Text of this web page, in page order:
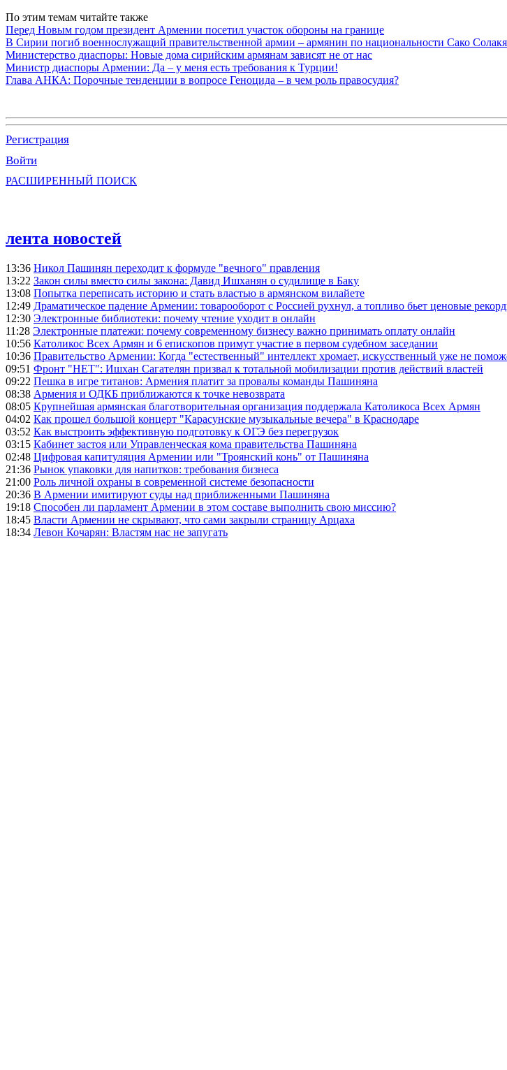
По этим темам читайте также
Перед Новым годом президент Армении посетил участок обороны на границе
В Сирии погиб военнослужащий правительственной армии – армянин по национальности Сако
Министерство диаспоры: Новые дома сирийским армянам зависят не от нас
Министр диаспоры Армении: Да – у меня есть требования к Турции!
Глава АНКА: Порочные тенденции в вопросе Геноцида – в чем роль правосудия?
Регистрация
Войти
РАСШИРЕННЫЙ ПОИСК
лента новостей
13:36 Никол Пашинян переходит к формуле "вечного" правления
13:22 Закон силы вместо силы закона: Давид Ишханян о судилище в Баку
13:08 Попытка переписать историю и стать властью в армянском вилайете
12:49 Драматическое падение Армении: товарооборот с Россией рухнул, а топливо бьет ценовые
12:30 Электронные библиотеки: почему чтение уходит в онлайн
11:28 Электронные платежи: почему современному бизнесу важно принимать оплату онлайн
10:56 Католикос Всех Армян и 6 епископов примут участие в первом судебном заседании
10:36 Правительство Армении: Когда "естественный" интеллект хромает, искусственный уже не
09:51 Фронт "НЕТ": Ишхан Сагателян призвал к тотальной мобилизации против действий властей
09:22 Пешка в игре титанов: Армения платит за провалы команды Пашиняна
08:38 Армения и ОДКБ приближаются к точке невозврата
08:05 Крупнейшая армянская благотворительная организация поддержала Католикоса Всех Армян
04:02 Как прошел большой концерт "Карасунские музыкальные вечера" в Краснодаре
03:52 Как выстроить эффективную подготовку к ОГЭ без перегрузок
03:15 Кабинет застоя или Управленческая кома правительства Пашиняна
02:48 Цифровая капитуляция Армении или "Троянский конь" от Пашиняна
21:36 Рынок упаковки для напитков: требования бизнеса
21:00 Роль личной охраны в современной системе безопасности
20:36 В Армении имитируют суды над приближенными Пашиняна
19:18 Способен ли парламент Армении в этом составе выполнить свою миссию?
18:45 Власти Армении не скрывают, что сами закрыли страницу Арцаха
18:34 Левон Кочарян: Властям нас не запугать